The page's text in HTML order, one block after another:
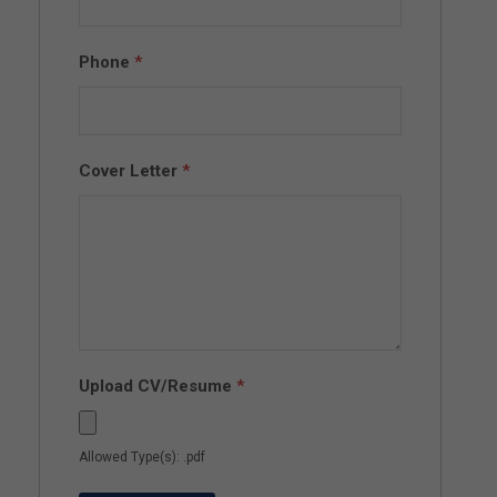
Phone *
Cover Letter *
Upload CV/Resume *
Allowed Type(s): .pdf